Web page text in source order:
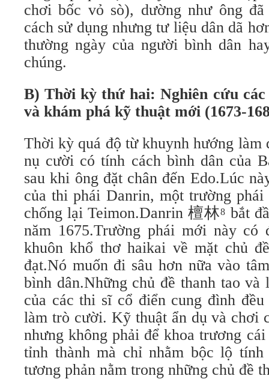
chơi bốc vỏ sò), dường như ông
cách sử dụng nhưng tư liệu dân dã
thường ngày của người bình dân
chúng.
B) Thời kỳ thứ hai: Nghiên cứu
và khám phá kỹ thuật mới (1673-
Thời kỳ quá độ từ khuynh hướng làm
nụ cười có tính cách bình dân của
sau khi ông đặt chân đến Edo.Lúc
của thi phái Danrin, một trường
chống lại Teimon.Danrin 檀林8 bắt
năm 1675.Trường phái mới này có
khuôn khổ thơ haikai về mặt chủ
đạt.Nó muốn đi sâu hơn nữa vào
bình dân.Những chủ đề thanh tao
của các thi sĩ cổ điển cung đình
làm trò cười. Kỹ thuật ẩn dụ và chơi
nhưng không phải để khoa trương
tỉnh thành mà chỉ nhằm bộc lộ
tương phản nằm trong những chủ đề